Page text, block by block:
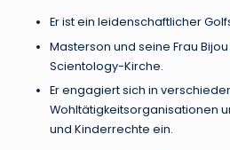
Er ist ein leidenschaftlicher
Masterson und seine Frau
Scientology-Kirche.
Er engagiert sich in
Wohltätigkeitsorganisationen
und Kinderrechte ein.